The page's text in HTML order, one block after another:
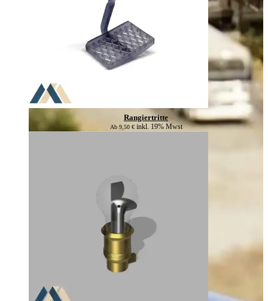
Rangiertritte
Ab 9,50 € inkl. 19% Mwst